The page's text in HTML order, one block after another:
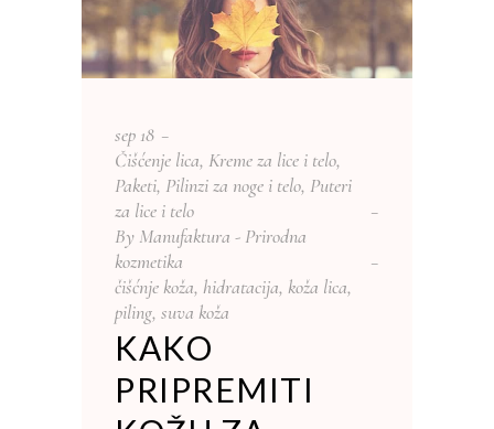
sep 18
Čišćenje lica, Kreme za lice i telo,
Paketi, Pilinzi za noge i telo, Puteri
za lice i telo
By Manufaktura - Prirodna
kozmetika
čišćnje koža, hidratacija, koža lica,
piling, suva koža
KAKO
PRIPREMITI